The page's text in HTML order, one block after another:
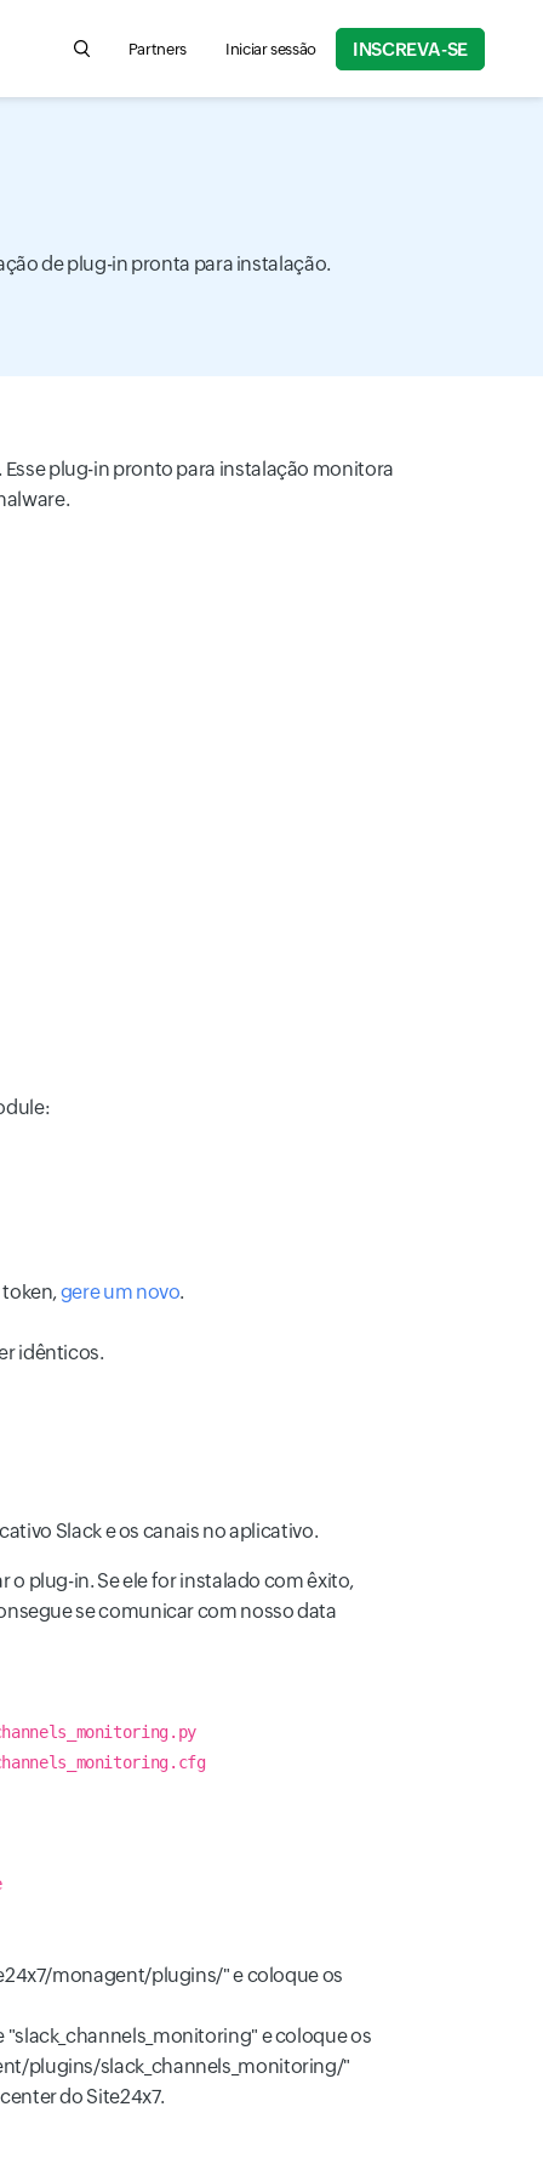
Search for product information, help articles, and
Partners Iniciar sessão INSCREVA-SE
de plug-in pronta para instalação.
plug-in pronto para instalação monitora
token,gere um novo.
idênticos.
Slack e os canais no aplicativo.
plug-in. Se ele for instalado com êxito,
se comunicar com nosso data
monagent/plugins/" e coloque os
e coloque os
plugins/slack_channels_monitoring/"
do Site24x7.